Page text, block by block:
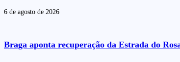
6 de agosto de 2026
Braga aponta recuperação da Estrada do